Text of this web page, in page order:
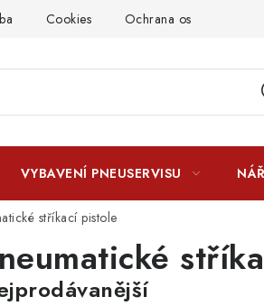
Cookies Ochrana osobních údajú
VYBAVENÍ PNEUSERVISU
stříkací pistole